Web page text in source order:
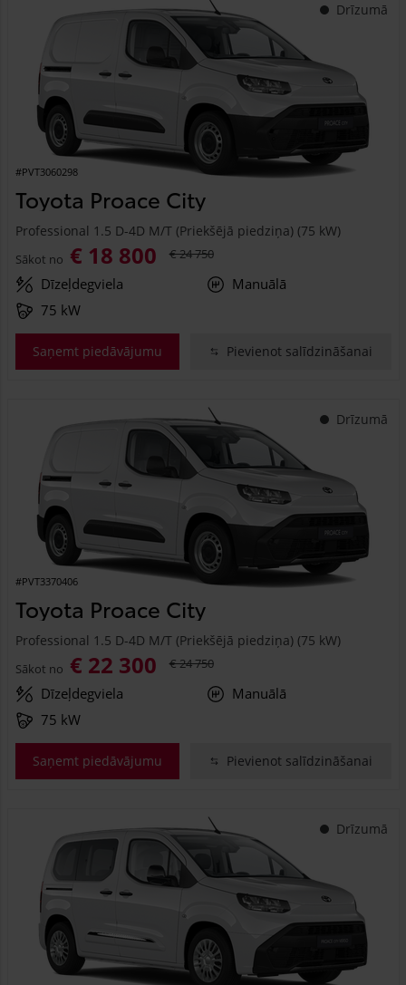
Drīzumā
#PVT3060298
Toyota Proace City
Professional 1.5 D-4D M/T (Priekšējā piedziņa) (75 kW)
Sākot no € 18 800 € 24 750
Dīzeļdegviela
Manuālā
75 kW
Saņemt piedāvājumu Pievienot salīdzināšanai
Drīzumā
#PVT3370406
Toyota Proace City
Professional 1.5 D-4D M/T (Priekšējā piedziņa) (75 kW)
Sākot no € 22 300 € 24 750
Dīzeļdegviela
Manuālā
75 kW
Saņemt piedāvājumu Pievienot salīdzināšanai
Drīzumā